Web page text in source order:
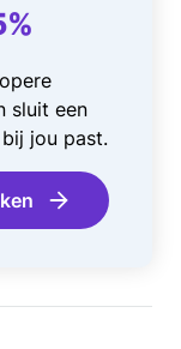
sluit een
jou past.